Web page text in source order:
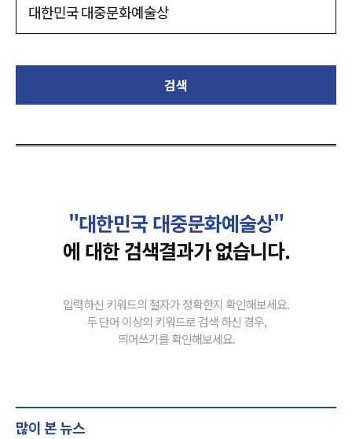
검색
"대한민국 대중문화예술상"
에 대한 검색결과가 없습니다.
입력하신 키워드의 철자가 정확한지 확인해보세요.
두 단어 이상의 키워드로 검색 하신 경우,
띄어쓰기를 확인해보세요.
많이 본 뉴스